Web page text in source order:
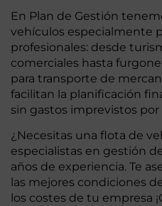
En Plan de Gestión
vehículos especialmente
profesionales: desde
comerciales hasta
para transporte de
facilitan la planificación
sin gastos imprevistos
¿Necesitas una flota de
especialistas en gestión
años de experiencia. Te
las mejores condiciones
los costes de tu empresa